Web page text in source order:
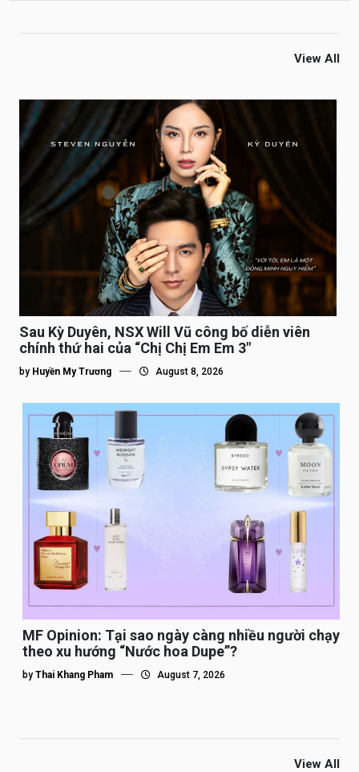
View All
Sau Kỳ Duyên, NSX Will Vũ công bố diễn viên
chính thứ hai của “Chị Chị Em Em 3″
by Huyền My Trương August 8, 2026
MF Opinion: Tại sao ngày càng nhiều người chạy
theo xu hướng “Nước hoa Dupe”?
by Thai Khang Pham August 7, 2026
View All